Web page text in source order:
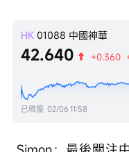
HK 01088 中國神華
42.640 +0.360
已收盤 02/06 11:58